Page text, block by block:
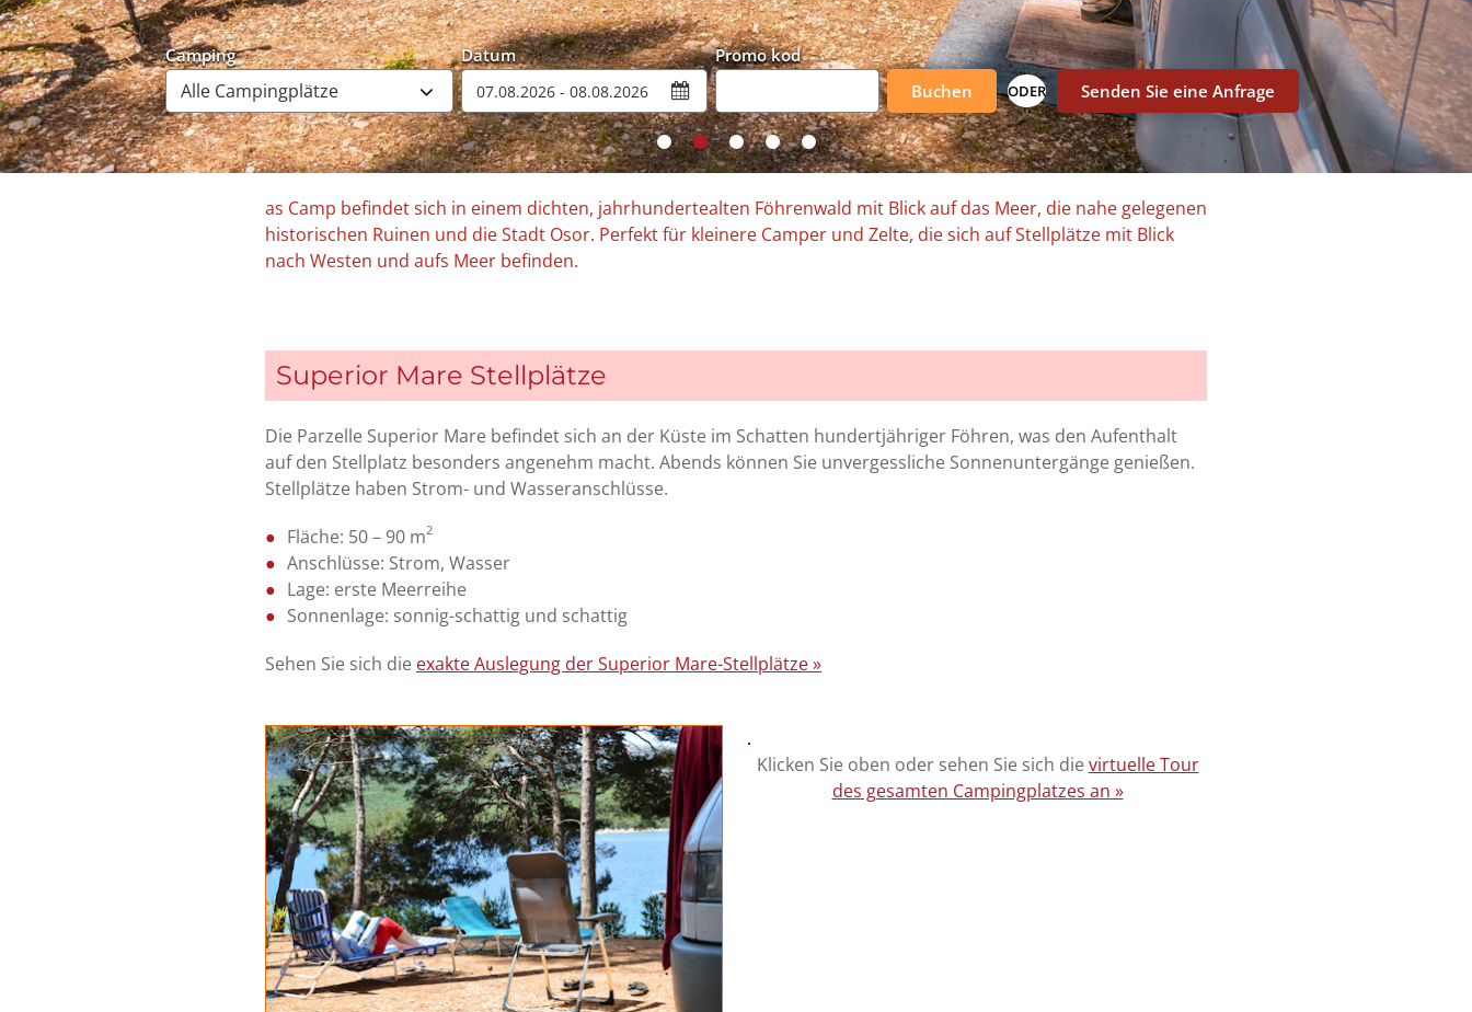
Camping Datum
Promo kod
Buchen
ODER Senden Sie eine Anfrage
as Camp befindet sich in einem dichten, jahrhundertealten Föhrenwald mit Blick auf das Meer, die nahe gelegenen
historischen Ruinen und die Stadt Osor. Perfekt für kleinere Camper und Zelte, die sich auf Stellplätze mit Blick
nach Westen und aufs Meer befinden.
Superior Mare Stellplätze
Die Parzelle Superior Mare befindet sich an der Küste im Schatten hundertjähriger Föhren, was den Aufenthalt
auf den Stellplatz besonders angenehm macht. Abends können Sie unvergessliche Sonnenuntergänge genießen.
Stellplätze haben Strom- und Wasseranschlüsse.
Fläche: 50 – 90 m2
Anschlüsse: Strom, Wasser
Lage: erste Meerreihe
Sonnenlage: sonnig-schattig und schattig
Sehen Sie sich die exakte Auslegung der Superior Mare-Stellplätze »
Klicken Sie oben oder sehen Sie sich die virtuelle Tour
des gesamten Campingplatzes an »